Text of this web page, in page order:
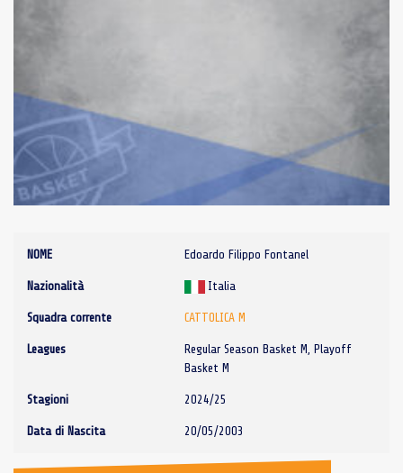
NOME Edoardo Filippo Fontanel
Nazionalità Italia
Squadra corrente CATTOLICA M
Leagues
Regular Season Basket M, Playoff
Basket M
Stagioni 2024/25
Data di Nascita 20/05/2003